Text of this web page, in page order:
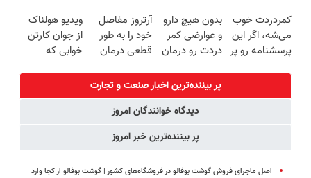
خرید40%تخفیف
سبک و مقاوم |
پرداخت قسطی
منزل + گارانتی
تعویض
برگردون
(40%off)
کمردردت خوب
می‌شه، اگر این
پرسشنامه رو پر
بدون هیچ دارو
و عوارضی کمر
دردت رو درمان
(پرسش‌نامه)
آرتروز مفاصل
خود را به طور
قطعی درمان
◗پرسش‌نامه◖
ویدیو هولناک
از جوان کارتن
خوابی که
پر بیننده‌ترین اخبار صنعت و تجارت
دیدگاه خوانندگان امروز
پر بیننده‌ترین خبر امروز
اصل ماجرای فروش گوشت بوفالو در فروشگاه‌های کشور | گوشت بوفالو از کجا وارد